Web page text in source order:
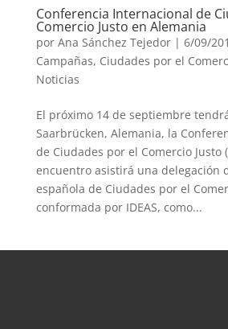
Conferencia Internacional de
Comercio Justo en Alemania
por Ana Sánchez Tejedor| 6/09/
Campañas, Ciudades por el
Noticias
El próximo 14 de septiembre
Saarbrücken, Alemania, la
de Ciudades por el Comercio Justo
encuentro asistirá una delegación
española de Ciudades por el
conformada por IDEAS, como...